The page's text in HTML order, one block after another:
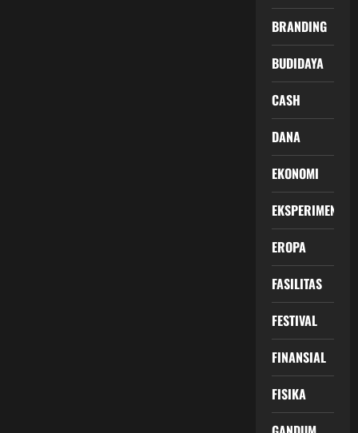
BRANDING
BUDIDAYA
CASH
DANA
EKONOMI
EKSPERIMEN
EROPA
FASILITAS
FESTIVAL
FINANSIAL
FISIKA